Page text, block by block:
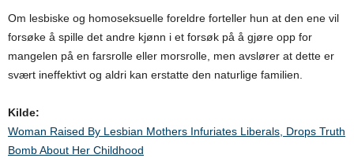
Om lesbiske og homoseksuelle foreldre forteller hun at den ene vil
forsøke å spille det andre kjønn i et forsøk på å gjøre opp for
mangelen på en farsrolle eller morsrolle, men avslører at dette er
svært ineffektivt og aldri kan erstatte den naturlige familien.
Kilde:
Woman Raised By Lesbian Mothers Infuriates Liberals, Drops Truth
Bomb About Her Childhood